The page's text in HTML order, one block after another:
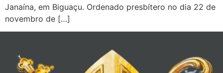
Janaína, em Biguaçu. Ordenado presbítero no dia 22 de
novembro de […]